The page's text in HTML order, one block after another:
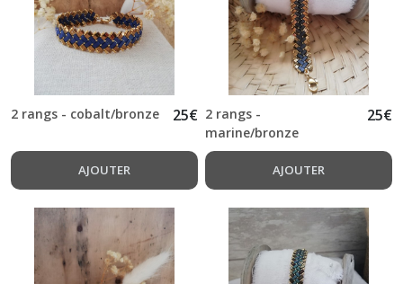
2 rangs - cobalt/bronze 25€
AJOUTER
2 rangs -
marine/bronze
25€
AJOUTER